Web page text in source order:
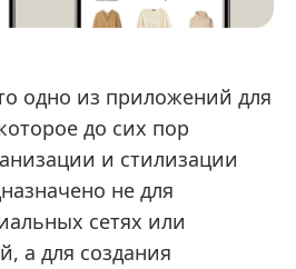
одно из приложений для
до сих пор
и стилизации
не для
сетях или
а для создания